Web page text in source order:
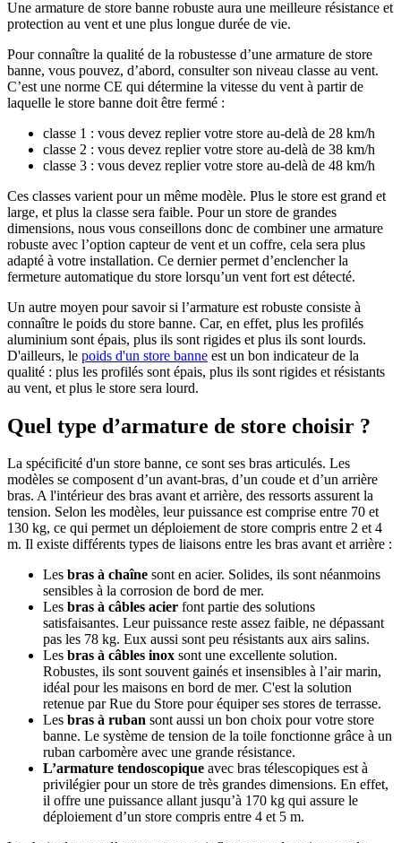
Une armature de store banne robuste aura une meilleure résistance et
protection au vent et une plus longue durée de vie.
Pour connaître la qualité de la robustesse d’une armature de store
banne, vous pouvez, d’abord, consulter son niveau classe au vent.
C’est une norme CE qui détermine la vitesse du vent à partir de
laquelle le store banne doit être fermé :
classe 1 : vous devez replier votre store au-delà de 28 km/h
classe 2 : vous devez replier votre store au-delà de 38 km/h
classe 3 : vous devez replier votre store au-delà de 48 km/h
Ces classes varient pour un même modèle. Plus le store est grand et
large, et plus la classe sera faible. Pour un store de grandes
dimensions, nous vous conseillons donc de combiner une armature
robuste avec l’option capteur de vent et un coffre, cela sera plus
adapté à votre installation. Ce dernier permet d’enclencher la
fermeture automatique du store lorsqu’un vent fort est détecté.
Un autre moyen pour savoir si l’armature est robuste consiste à
connaître le poids du store banne. Car, en effet, plus les profilés
aluminium sont épais, plus ils sont rigides et plus ils sont lourds.
D'ailleurs, le poids d'un store banne est un bon indicateur de la
qualité : plus les profilés sont épais, plus ils sont rigides et résistants
au vent, et plus le store sera lourd.
Quel type d’armature de store choisir ?
La spécificité d'un store banne, ce sont ses bras articulés. Les
modèles se composent d’un avant-bras, d’un coude et d’un arrière
bras. A l'intérieur des bras avant et arrière, des ressorts assurent la
tension. Selon les modèles, leur puissance est comprise entre 70 et
130 kg, ce qui permet un déploiement de store compris entre 2 et 4
m. Il existe différents types de liaisons entre les bras avant et arrière :
Les bras à chaîne sont en acier. Solides, ils sont néanmoins
sensibles à la corrosion de bord de mer.
Les bras à câbles acier font partie des solutions
satisfaisantes. Leur puissance reste assez faible, ne dépassant
pas les 78 kg. Eux aussi sont peu résistants aux airs salins.
Les bras à câbles inox sont une excellente solution.
Robustes, ils sont souvent gainés et insensibles à l’air marin,
idéal pour les maisons en bord de mer. C'est la solution
retenue par Rue du Store pour équiper ses stores de terrasse.
Les bras à ruban sont aussi un bon choix pour votre store
banne. Le système de tension de la toile fonctionne grâce à un
ruban carbomère avec une grande résistance.
L’armature tendoscopique avec bras télescopiques est à
privilégier pour un store de très grandes dimensions. En effet,
il offre une puissance allant jusqu’à 170 kg qui assure le
déploiement d’un store compris entre 4 et 5 m.